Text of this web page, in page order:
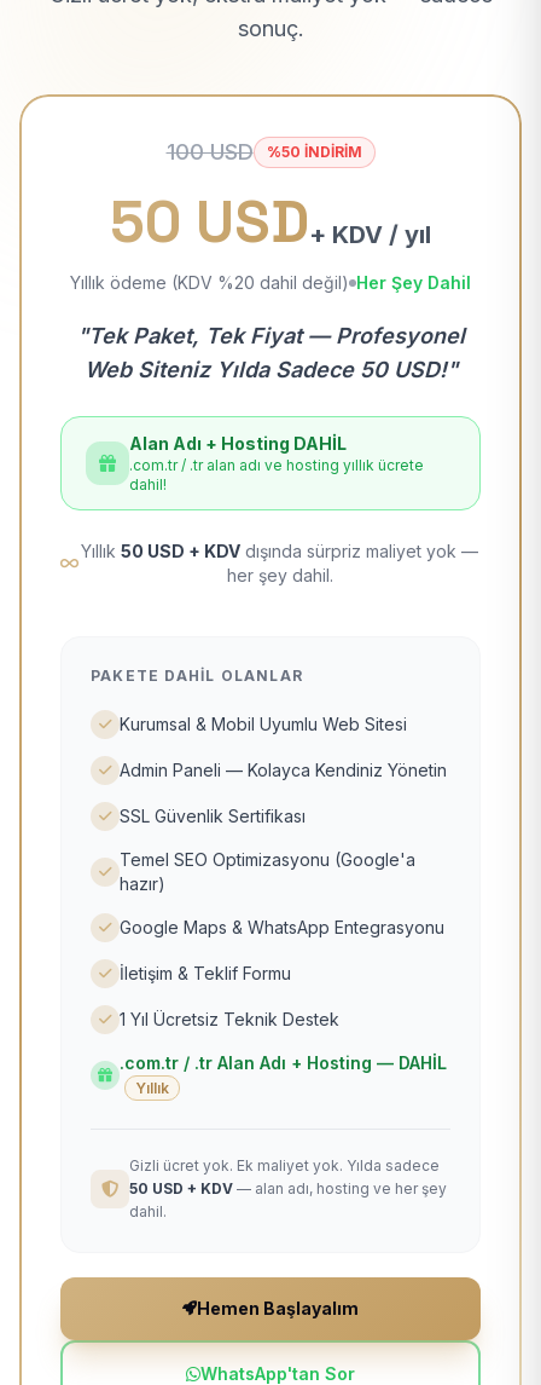
sonuç.
100 USD %50 İNDİRİM
50 USD+ KDV / yıl
Yıllık ödeme (KDV %20 dahil değil) Her Şey Dahil
"Tek Paket, Tek Fiyat — Profesyonel
Web Siteniz Yılda Sadece 50 USD!"
Alan Adı + Hosting DAHİL
.com.tr / .tr alan adı ve hosting yıllık ücrete
dahil!
Yıllık 50 USD + KDV dışında sürpriz maliyet yok —
her şey dahil.
PAKETE DAHIL OLANLAR
Kurumsal & Mobil Uyumlu Web Sitesi
Admin Paneli — Kolayca Kendiniz Yönetin
SSL Güvenlik Sertifikası
Temel SEO Optimizasyonu (Google'a
hazır)
Google Maps & WhatsApp Entegrasyonu
İletişim & Teklif Formu
1 Yıl Ücretsiz Teknik Destek
.com.tr / .tr Alan Adı + Hosting — DAHİL
Yıllık
Gizli ücret yok. Ek maliyet yok. Yılda sadece
50 USD + KDV — alan adı, hosting ve her şey
dahil.
Hemen Başlayalım
WhatsApp'tan Sor